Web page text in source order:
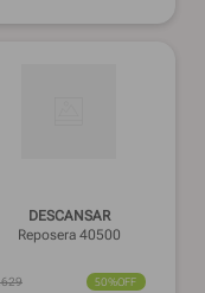
DESCANSAR
Reposera 40500
629 50%OFF